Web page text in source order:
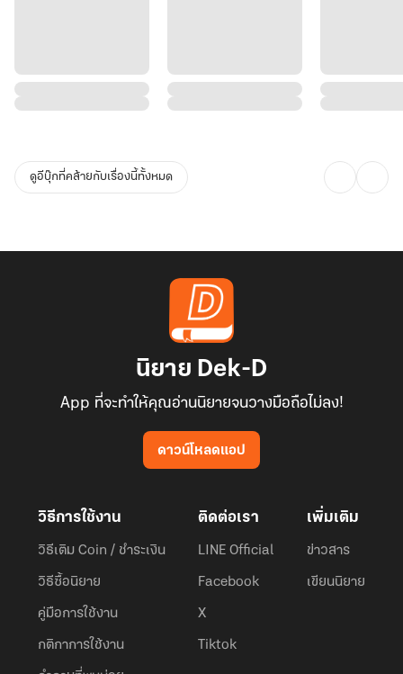
ดูอีบุ๊กที่คล้ายกับเรื่องนี้ทั้งหมด
นิยาย Dek-D
App ที่จะทำให้คุณอ่านนิยายจนวางมือถือไม่ลง!
ดาวน์โหลดแอป
วิธีการใช้งาน
วิธีเติม Coin / ชำระเงิน
วิธีซื้อนิยาย
คู่มือการใช้งาน
กติกาการใช้งาน
ติดต่อเรา
LINE Official
Facebook
X
Tiktok
เพิ่มเติม
ข่าวสาร
เขียนนิยาย